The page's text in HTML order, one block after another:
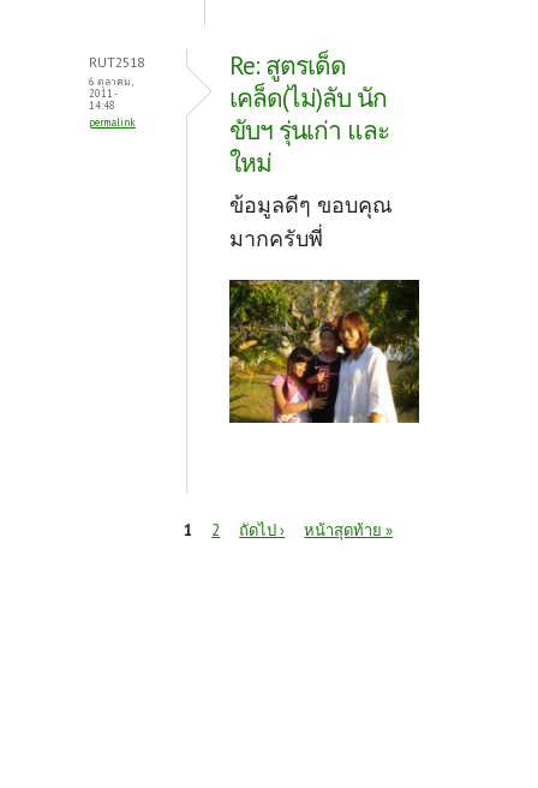
RUT2518
6 ตุลาคม,
2011 -
14:48
permalink
Re: สูตรเด็ด
เคล็ด(ไม่)ลับ นัก
ขับฯ รุ่นเก่า และ
ใหม่
ข้อมูลดีๆ ขอบคุณ
มากครับพี่
1 2 ถัดไป › หน้าสุดท้าย »